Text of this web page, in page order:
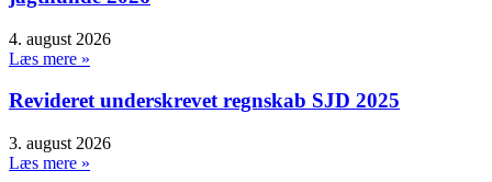
4. august 2026
Læs mere »
Revideret underskrevet regnskab SJD 2025
3. august 2026
Læs mere »